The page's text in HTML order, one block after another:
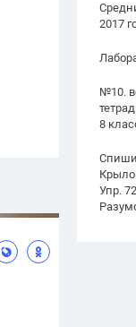
2017
№10.
8
Упр.